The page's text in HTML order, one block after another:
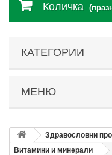
Количка
КАТЕГОРИИ
МЕНЮ
Здравословни
Витамини и минерали